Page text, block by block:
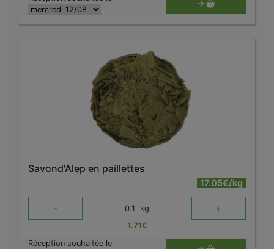
Savond'Alep en paillettes
17.05€/kg
- 0.1 kg +
1.71€
Réception souhaitée le